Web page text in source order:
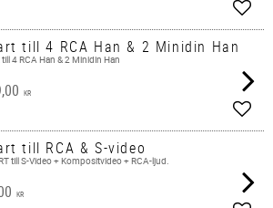
till 4 RCA Han & 2 Minidin Han
till 4 RCA Han & 2 Minidin Han
KR
till RCA & S-video
till S-Video + Kompositvideo + RCA-ljud.
KR